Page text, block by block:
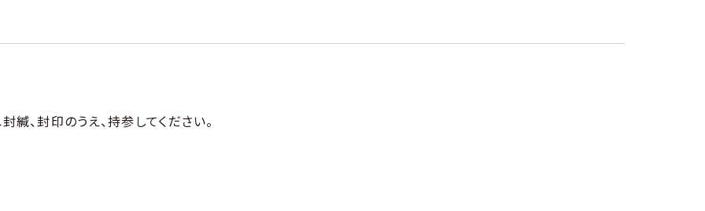
、封印のうえ、持参してください。